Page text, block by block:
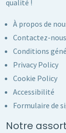
qualité !
À propos de
Contactez-nous
Conditions
Privacy Policy
Cookie Policy
Accessibilité
Formulaire de
Notre